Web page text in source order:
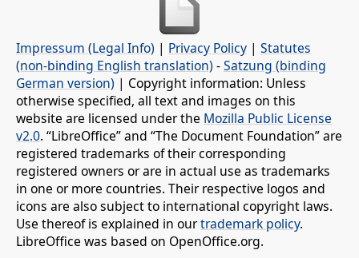
Impressum (Legal Info) | Privacy Policy | Statutes
(non-binding English translation) -Satzung (binding
German version) | Copyright information: Unless
otherwise specified, all text and images on this
website are licensed under the Mozilla Public License
v2.0. “LibreOffice” and “The Document Foundation” are
registered trademarks of their corresponding
registered owners or are in actual use as trademarks
in one or more countries. Their respective logos and
icons are also subject to international copyright laws.
Use thereof is explained in ourtrademark policy.
LibreOffice was based on OpenOffice.org.